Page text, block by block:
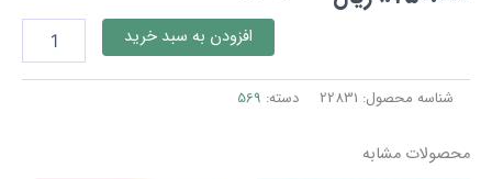
آجربازی
افزودن به سبد خرید
شناسه محصول: 22831 دسته: 569
محصولات مشابه